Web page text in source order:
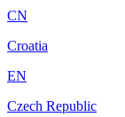
CN
Croatia
EN
Czech Republic